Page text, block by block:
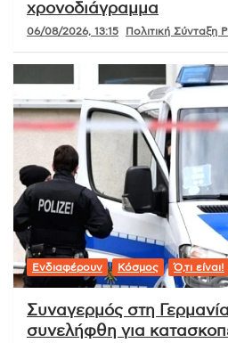
χρονοδιάγραμμα
06/08/2026, 13:15 Πολιτική Σύνταξη
Ενδιαφέρουν Κόσμος Ό,τι είναι!
Συναγερμός στη
συνελήφθη για